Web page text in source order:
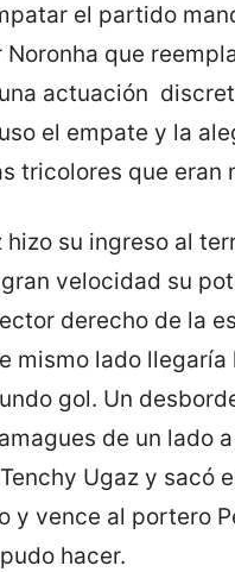
el partido
Noronha que
actuación
el empate y la
tricolores que eran
hizo su ingreso al
velocidad su
derecho de la
mismo lado llegaría
gol. Un
de un lado
Ugaz y sacó
y vence al portero
hacer.